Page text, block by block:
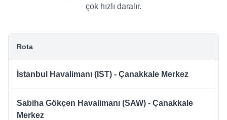
çok hızlı daralır.
Rota
İstanbul Havalimanı (IST) - Çanakkale Merkez
Sabiha Gökçen Havalimanı (SAW) - Çanakkale
Merkez